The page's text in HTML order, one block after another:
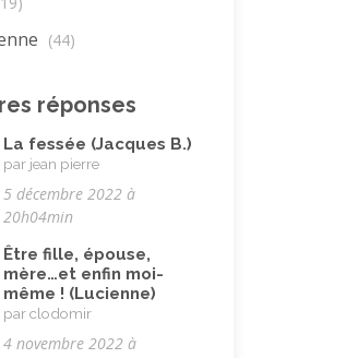
(44)
réponses
La fessée (Jacques B.)
par jean pierre
5 décembre 2022 à
20h04min
Être fille, épouse,
mère…et enfin moi-
même ! (Lucienne)
par clodomir
4 novembre 2022 à